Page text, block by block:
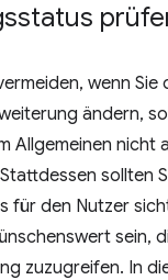
wenn Sie
ändern,
Allgemeinen nicht
sollten
für den Nutzer
sein,
zuzugreifen. In